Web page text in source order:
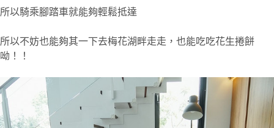
所以騎乘腳踏車就能夠輕鬆抵達
所以不妨也能夠其一下去梅花湖畔走走，也能吃吃花生捲餅
呦！！